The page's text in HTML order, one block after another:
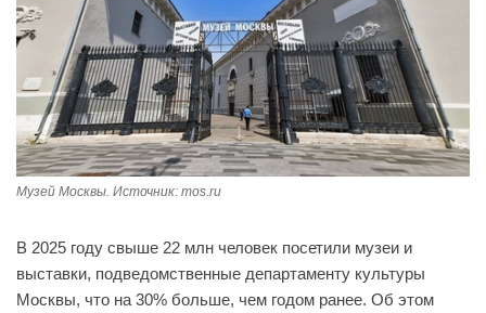
Музей Москвы. Источник: mos.ru
В 2025 году свыше 22 млн человек посетили музеи и
выставки, подведомственные департаменту культуры
Москвы, что на 30% больше, чем годом ранее. Об этом